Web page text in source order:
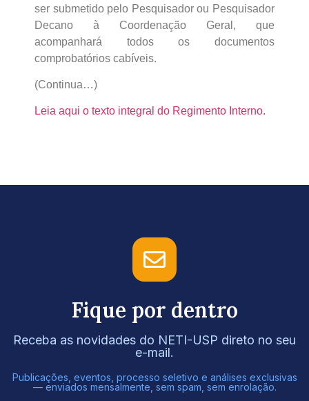
ser submetido pelo Pesquisador ou Pesquisador
Decano à Coordenação Geral, que
acompanhará todos os documentos
comprobatórios cabíveis.
(Continua…)
Leia aqui o texto integral do Regimento Interno.
Fique por dentro
Receba as novidades do NETI-USP direto no seu
e-mail.
Publicações, eventos, processo seletivo e análises exclusivas
— enviados mensalmente, sem spam, sem enrolação.